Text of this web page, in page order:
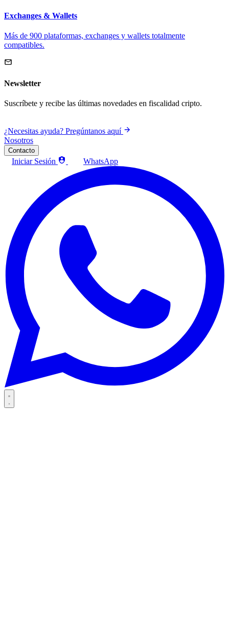
Exchanges & Wallets
Más de 900 plataformas, exchanges y wallets totalmente
compatibles.
Newsletter
Suscríbete y recibe las últimas novedades en fiscalidad cripto.
¿Necesitas ayuda? Pregúntanos aquí
Nosotros
Contacto
Iniciar Sesión WhatsApp